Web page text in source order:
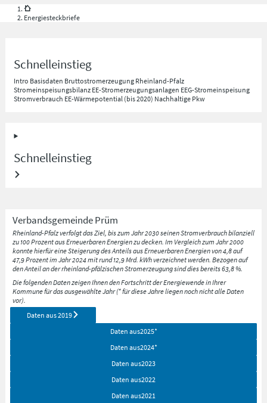
Energiesteckbriefe
Schnelleinstieg
Intro Basisdaten Bruttostromerzeugung Rheinland-Pfalz
Stromeinspeisungsbilanz EE-Stromerzeugungsanlagen EEG-Stromeinspeisung
Stromverbrauch EE-Wärmepotential (bis 2020) Nachhaltige Pkw
Schnelleinstieg
Verbandsgemeinde Prüm
Rheinland-Pfalz verfolgt das Ziel, bis zum Jahr 2030 seinen Stromverbrauch bilanziell
zu 100 Prozent aus Erneuerbaren Energien zu decken. Im Vergleich zum Jahr 2000
konnte hierfür eine Steigerung des Anteils aus Erneuerbaren Energien von 4,8 auf
47,9 Prozent im Jahr 2024 mit rund 12,9 Mrd. kWh verzeichnet werden. Bezogen auf
den Anteil an der rheinland-pfälzischen Stromerzeugung sind dies bereits 63,8 %.
Die folgenden Daten zeigen Ihnen den Fortschritt der Energiewende in Ihrer
Kommune für das ausgewählte Jahr (* für diese Jahre liegen noch nicht alle Daten
vor).
Daten aus2019
Daten aus2025*
Daten aus2024*
Daten aus2023
Daten aus2022
Daten aus2021